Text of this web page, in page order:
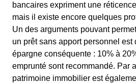
bancaires expriment une
mais il existe encore quelques
Un des arguments pouvant
un prêt sans apport personnel est
épargne conséquente : 10% à
emprunté sont recommandé. Par
patrimoine immobilier est